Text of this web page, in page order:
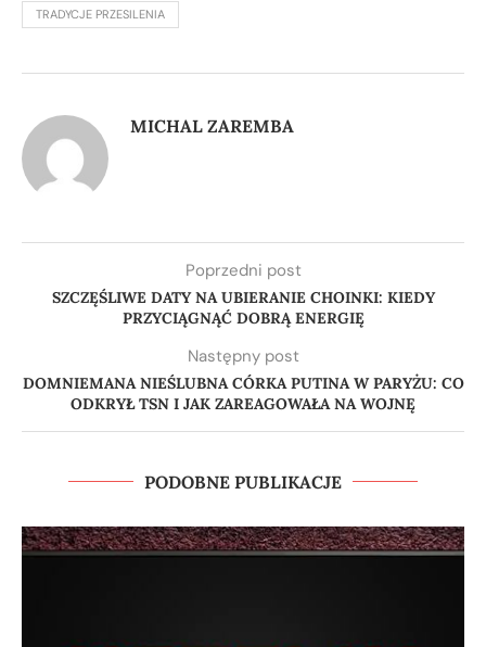
TRADYCJE PRZESILENIA
MICHAL ZAREMBA
Poprzedni post
SZCZĘŚLIWE DATY NA UBIERANIE CHOINKI: KIEDY
PRZYCIĄGNĄĆ DOBRĄ ENERGIĘ
Następny post
DOMNIEMANA NIEŚLUBNA CÓRKA PUTINA W PARYŻU: CO
ODKRYŁ TSN I JAK ZAREAGOWAŁA NA WOJNĘ
PODOBNE PUBLIKACJE